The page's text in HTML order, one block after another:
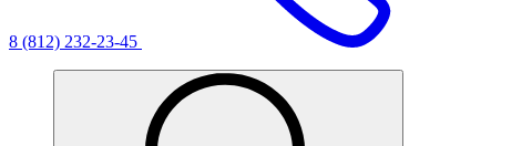
8 (812) 232-23-45